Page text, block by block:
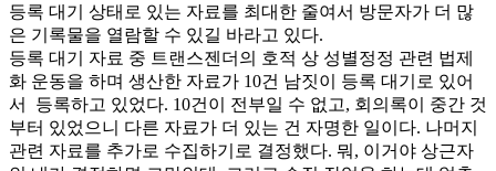
등록 대기 상태로 있는 자료를 최대한 줄여서 방문자가 더 많
은 기록물을 열람할 수 있길 바라고 있다.
등록 대기 자료 중 트랜스젠더의 호적 상 성별정정 관련 법제
화 운동을 하며 생산한 자료가 10건 남짓이 등록 대기로 있어
서 등록하고 있었다. 10건이 전부일 수 없고, 회의록이 중간 것
부터 있었으니 다른 자료가 더 있는 건 자명한 일이다. 나머지
관련 자료를 추가로 수집하기로 결정했다. 뭐, 이거야 상근자